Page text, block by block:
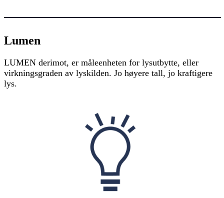
Lumen
LUMEN derimot, er måleenheten for lysutbytte, eller
virkningsgraden av lyskilden. Jo høyere tall, jo kraftigere
lys.